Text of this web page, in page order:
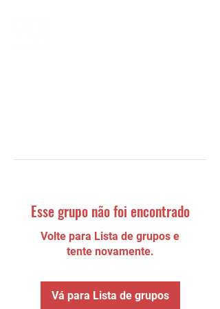
Esse grupo não foi encontrado
Volte para Lista de grupos e
tente novamente.
Vá para Lista de grupos